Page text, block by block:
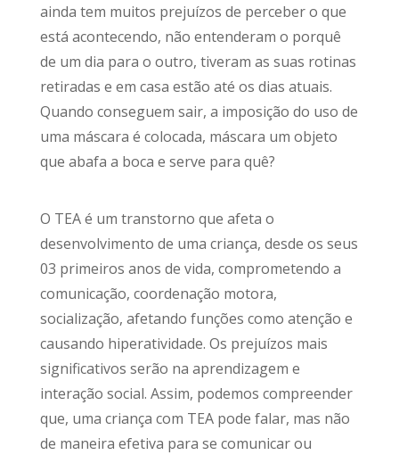
ainda tem muitos prejuízos de perceber o que
está acontecendo, não entenderam o porquê
de um dia para o outro, tiveram as suas rotinas
retiradas e em casa estão até os dias atuais.
Quando conseguem sair, a imposição do uso de
uma máscara é colocada, máscara um objeto
que abafa a boca e serve para quê?
O TEA é um transtorno que afeta o
desenvolvimento de uma criança, desde os seus
03 primeiros anos de vida, comprometendo a
comunicação, coordenação motora,
socialização, afetando funções como atenção e
causando hiperatividade. Os prejuízos mais
significativos serão na aprendizagem e
interação social. Assim, podemos compreender
que, uma criança com TEA pode falar, mas não
de maneira efetiva para se comunicar ou